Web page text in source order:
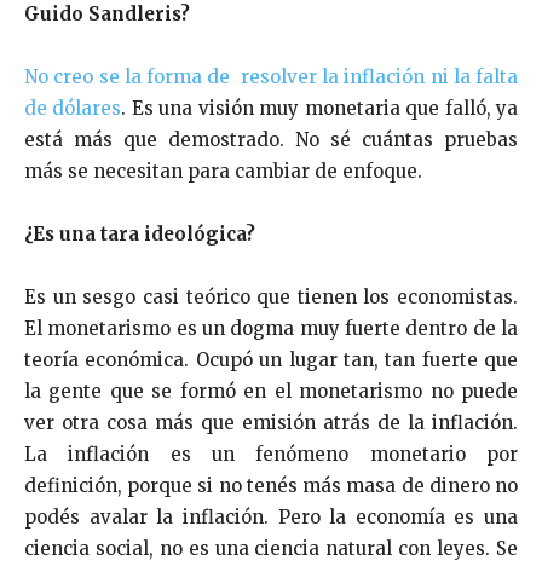
Guido Sandleris?
No creo se la forma de resolver la inflación ni la falta
de dólares. Es una visión muy monetaria que falló, ya
está más que demostrado. No sé cuántas pruebas
más se necesitan para cambiar de enfoque.
¿Es una tara ideológica?
Es un sesgo casi teórico que tienen los economistas.
El monetarismo es un dogma muy fuerte dentro de la
teoría económica. Ocupó un lugar tan, tan fuerte que
la gente que se formó en el monetarismo no puede
ver otra cosa más que emisión atrás de la inflación.
La inflación es un fenómeno monetario por
definición, porque si no tenés más masa de dinero no
podés avalar la inflación. Pero la economía es una
ciencia social, no es una ciencia natural con leyes. Se